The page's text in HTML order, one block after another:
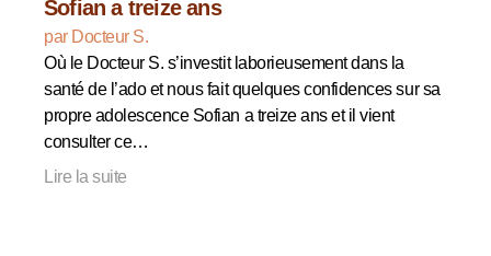
Sofian a treize ans
par Docteur S.
Où le Docteur S. s’investit laborieusement dans la
santé de l’ado et nous fait quelques confidences sur sa
propre adolescence Sofian a treize ans et il vient
consulter ce…
Lire la suite